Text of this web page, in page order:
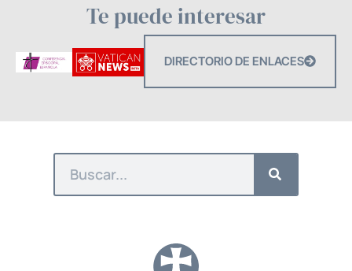
Te puede interesar
DIRECTORIO DE ENLACES